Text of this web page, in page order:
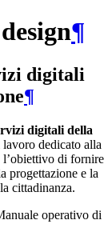
¶
digitali
¶
digitali della
dedicato alla
di fornire
progettazione e la
cittadinanza.
operativo di